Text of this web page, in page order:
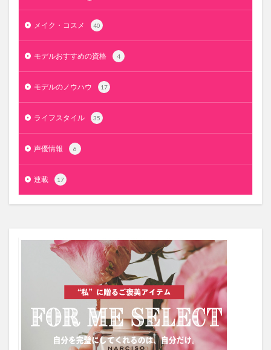
メイク・コスメ 40
モデルおすすめの資格 4
モデルのノウハウ 17
ライフスタイル 35
声優情報 6
連載 17